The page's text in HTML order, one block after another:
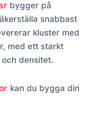
bygger på
snabbast
kluster med
med ett starkt
densitet.
kan du bygga din